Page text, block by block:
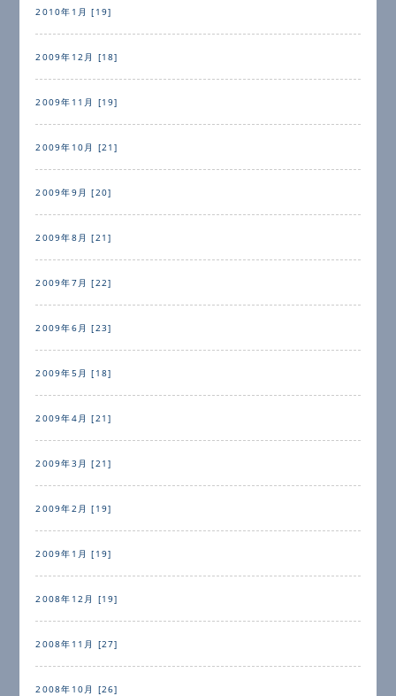
2010年1月 [19]
2009年12月 [18]
2009年11月 [19]
2009年10月 [21]
2009年9月 [20]
2009年8月 [21]
2009年7月 [22]
2009年6月 [23]
2009年5月 [18]
2009年4月 [21]
2009年3月 [21]
2009年2月 [19]
2009年1月 [19]
2008年12月 [19]
2008年11月 [27]
2008年10月 [26]